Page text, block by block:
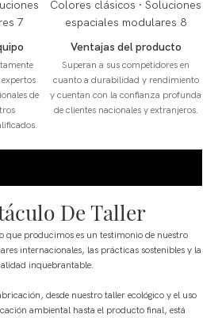
de
Ventajas del producto
Superan a sus competidores en
cuanto a durabilidad y rendimiento
y cuentan con la confianza profunda
de clientes nacionales y extranjeros.
De Taller
que producimos es un testimonio de nuestro
internacionales, las prácticas sostenibles y la
inquebrantable.
desde nuestro taller ecológico y el uso
ambiental hasta el producto final, está